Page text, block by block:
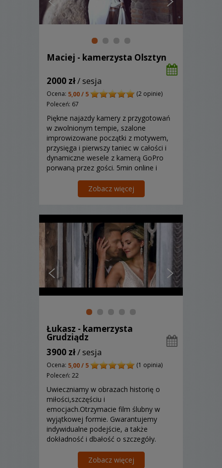
Maciej - kamerzysta Olsztyn
2000 zł/ sesja
Ocena: 5,00 / 5
(2 opinie)
Poleceń: 67
Piękne najazdy kamery z przygotowań
w zwolnionym tempie, szalone
improwizowane początki z motywem,
przysięga i pierwszy taniec w całości i
dynamiczne wesele z kamerą GoPro
porwaną przez gości. 5min online i
Zobacz więcej
Łukasz - kamerzysta
Grudziądz
3900 zł/ sesja
Ocena: 5,00 / 5
(1 opinia)
Poleceń: 22
Uwieczniamy w obrazach historię o
miłości,szczęściu i
emocjach.Otrzymacie film ślubny w
wyjątkowej formie. Gwarantujemy
indywidualne podejście, a także
dokładność i dbałość o szczegóły.
Zobacz więcej